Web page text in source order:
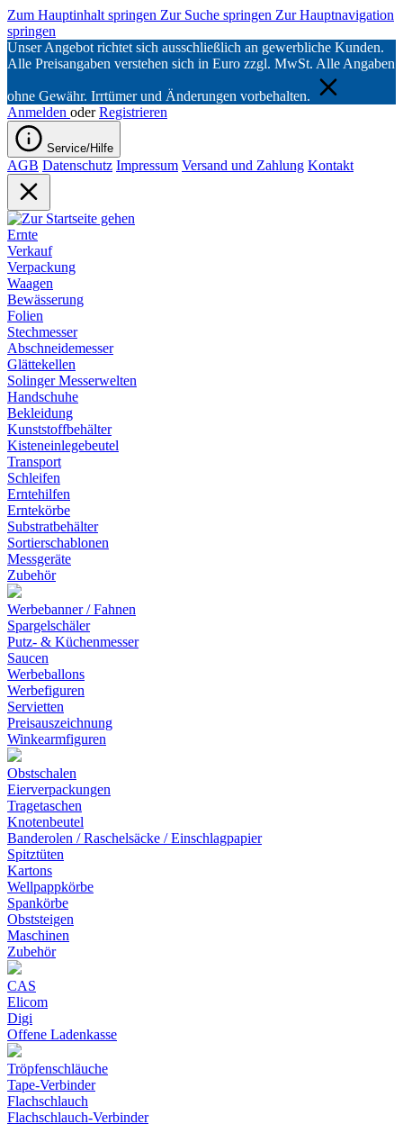
Zum Hauptinhalt springen Zur Suche springen Zur Hauptnavigation
springen
Unser Angebot richtet sich ausschließlich an gewerbliche Kunden.
Alle Preisangaben verstehen sich in Euro zzgl. MwSt. Alle Angaben
ohne Gewähr. Irrtümer und Änderungen vorbehalten.
Anmelden oder Registrieren
Service/Hilfe
AGB Datenschutz Impressum Versand und Zahlung Kontakt
Ernte
Verkauf
Verpackung
Waagen
Bewässerung
Folien
Stechmesser
Abschneidemesser
Glättekellen
Solinger Messerwelten
Handschuhe
Bekleidung
Kunststoffbehälter
Kisteneinlegebeutel
Transport
Schleifen
Erntehilfen
Erntekörbe
Substratbehälter
Sortierschablonen
Messgeräte
Zubehör
Werbebanner / Fahnen
Spargelschäler
Putz- & Küchenmesser
Saucen
Werbeballons
Werbefiguren
Servietten
Preisauszeichnung
Winkearmfiguren
Obstschalen
Eierverpackungen
Tragetaschen
Knotenbeutel
Banderolen / Raschelsäcke / Einschlagpapier
Spitztüten
Kartons
Wellpappkörbe
Spankörbe
Obststeigen
Maschinen
Zubehör
CAS
Elicom
Digi
Offene Ladenkasse
Tröpfenschläuche
Tape-Verbinder
Flachschlauch
Flachschlauch-Verbinder